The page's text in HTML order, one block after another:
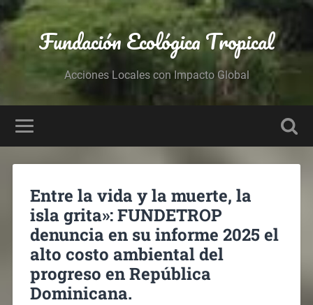
Fundación Ecológica Tropical
Acciones Locales con Impacto Global
Entre la vida y la muerte, la
isla grita»: FUNDETROP
denuncia en su informe 2025 el
alto costo ambiental del
progreso en República
Dominicana.